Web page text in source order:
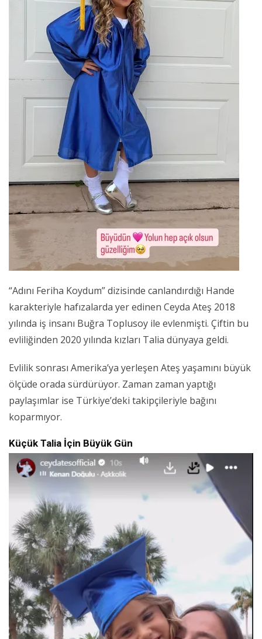
“Adını Feriha Koydum” dizisinde canlandırdığı Hande
karakteriyle hafızalarda yer edinen Ceyda Ateş 2018
yılında iş insanı Buğra Toplusoy ile evlenmişti. Çiftin bu
evliliğinden 2020 yılında kızları Talia dünyaya geldi.
Evlilik sonrası Amerika’ya yerleşen Ateş yaşamını büyük
ölçüde orada sürdürüyor. Zaman zaman yaptığı
paylaşımlar ise Türkiye’deki takipçileriyle bağını
koparmıyor.
Küçük Talia İçin Büyük Gün